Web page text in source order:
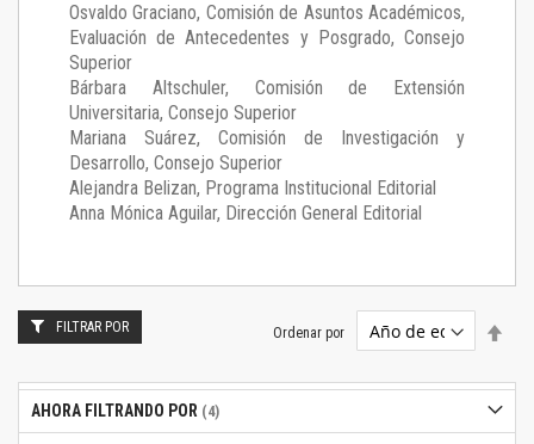
Osvaldo Graciano, Comisión de Asuntos Académicos,
Evaluación de Antecedentes y Posgrado, Consejo
Superior
Bárbara Altschuler, Comisión de Extensión
Universitaria, Consejo Superior
Mariana Suárez, Comisión de Investigación y
Desarrollo, Consejo Superior
Alejandra Belizan, Programa Institucional Editorial
Anna Mónica Aguilar, Dirección General Editorial
Ordenar por
FILTRAR POR
AHORA FILTRANDO POR